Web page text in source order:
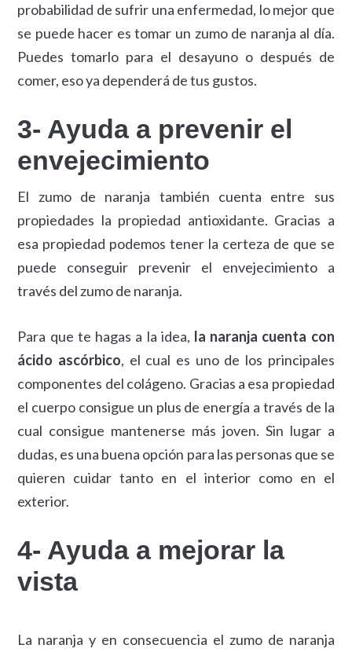
probabilidad de sufrir una enfermedad, lo mejor que
se puede hacer es tomar un zumo de naranja al día.
Puedes tomarlo para el desayuno o después de
comer, eso ya dependerá de tus gustos.
3- Ayuda a prevenir el
envejecimiento
El zumo de naranja también cuenta entre sus
propiedades la propiedad antioxidante. Gracias a
esa propiedad podemos tener la certeza de que se
puede conseguir prevenir el envejecimiento a
través del zumo de naranja.
Para que te hagas a la idea, la naranja cuenta con
ácido ascórbico, el cual es uno de los principales
componentes del colágeno. Gracias a esa propiedad
el cuerpo consigue un plus de energía a través de la
cual consigue mantenerse más joven. Sin lugar a
dudas, es una buena opción para las personas que se
quieren cuidar tanto en el interior como en el
exterior.
4- Ayuda a mejorar la
vista
La naranja y en consecuencia el zumo de naranja